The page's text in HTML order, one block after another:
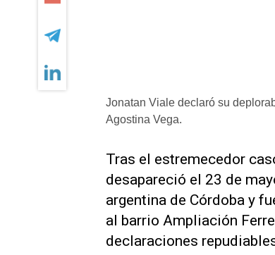
Jonatan Viale declaró su
Agostina Vega.
Tras el estremecedor
desapareció el 23 de
argentina de Córdoba y
al barrio Ampliación
declaraciones